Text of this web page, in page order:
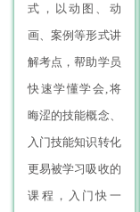
式，以动图、动
画、案例等形式讲
解考点，帮助学员
快速学懂学会,将
晦涩的技能概念、
入门技能知识转化
更易被学习吸收的
课程，入门快一